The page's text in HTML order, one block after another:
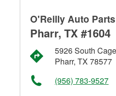
O'Reilly Auto Parts
Pharr, TX #1604
5926 South
Pharr, TX 78577
(956) 783-9527